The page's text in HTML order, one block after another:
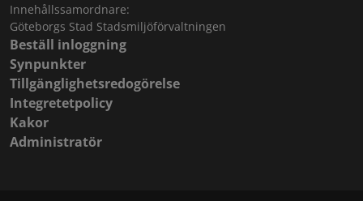
Innehållssamordnare:
Göteborgs Stad Stadsmiljöförvaltningen
Beställ inloggning
Synpunkter
Tillgänglighetsredogörelse
Integretetpolicy
Kakor
Administratör